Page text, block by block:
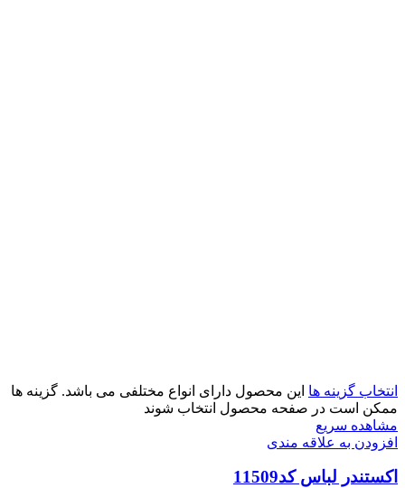
انتخاب گزینه ها این محصول دارای انواع مختلفی می باشد. گزینه ها
ممکن است در صفحه محصول انتخاب شوند
مشاهده سریع
افزودن به علاقه مندی
اکستندر لباس کد11509